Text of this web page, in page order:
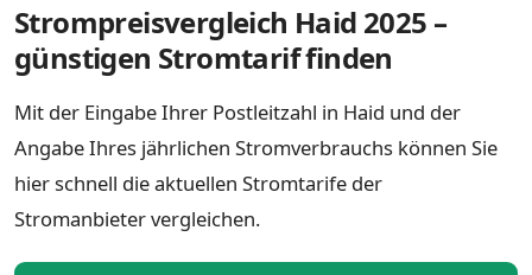
Strompreisvergleich Haid 2025 –
günstigen Stromtarif finden
Mit der Eingabe Ihrer Postleitzahl in Haid und der
Angabe Ihres jährlichen Stromverbrauchs können Sie
hier schnell die aktuellen Stromtarife der
Stromanbieter vergleichen.